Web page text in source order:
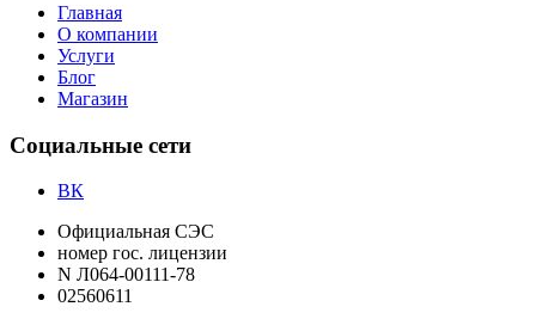
Главная
О компании
Услуги
Блог
Магазин
Социальные сети
ВК
Официальная СЭС
номер гос. лицензии
N Л064-00111-78
02560611